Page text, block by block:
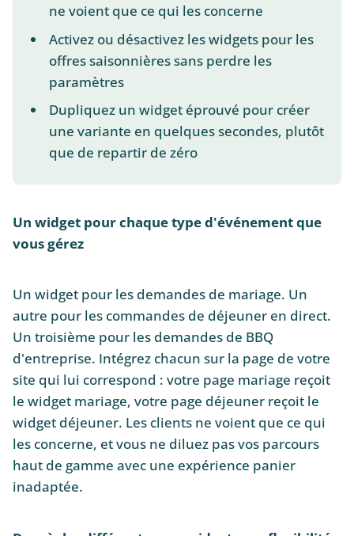
ne voient que ce qui les concerne
Activez ou désactivez les widgets pour les
offres saisonnières sans perdre les
paramètres
Dupliquez un widget éprouvé pour créer
une variante en quelques secondes, plutôt
que de repartir de zéro
Un widget pour chaque type d'événement que
vous gérez
Un widget pour les demandes de mariage. Un
autre pour les commandes de déjeuner en direct.
Un troisième pour les demandes de BBQ
d'entreprise. Intégrez chacun sur la page de votre
site qui lui correspond : votre page mariage reçoit
le widget mariage, votre page déjeuner reçoit le
widget déjeuner. Les clients ne voient que ce qui
les concerne, et vous ne diluez pas vos parcours
haut de gamme avec une expérience panier
inadaptée.